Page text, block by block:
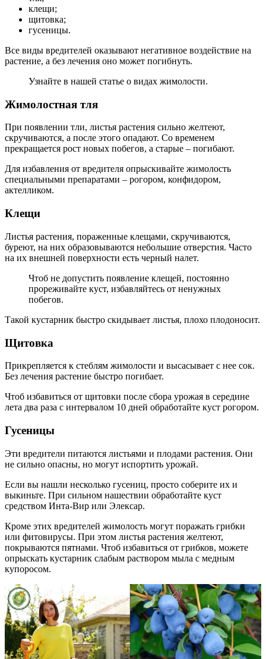
клещи;
щитовка;
гусеницы.
Все виды вредителей оказывают негативное воздействие на
растение, а без лечения оно может погибнуть.
Узнайте в нашей статье о видах жимолости.
Жимолостная тля
При появлении тли, листья растения сильно желтеют,
скручиваются, а после этого опадают. Со временем
прекращается рост новых побегов, а старые – погибают.
Для избавления от вредителя опрыскивайте жимолость
специальными препаратами – рогором, конфидором,
актелликом.
Клещи
Листья растения, пораженные клещами, скручиваются,
буреют, на них образовываются небольшие отверстия. Часто
на их внешней поверхности есть черный налет.
Чтоб не допустить появление клещей, постоянно
прореживайте куст, избавляйтесь от ненужных
побегов.
Такой кустарник быстро скидывает листья, плохо плодоносит.
Щитовка
Прикрепляется к стеблям жимолости и высасывает с нее сок.
Без лечения растение быстро погибает.
Чтоб избавиться от щитовки после сбора урожая в середине
лета два раза с интервалом 10 дней обработайте куст рогором.
Гусеницы
Эти вредители питаются листьями и плодами растения. Они
не сильно опасны, но могут испортить урожай.
Если вы нашли несколько гусениц, просто соберите их и
выкиньте. При сильном нашествии обработайте куст
средством Инта-Вир или Элексар.
Кроме этих вредителей жимолость могут поражать грибки
или фитовирусы. При этом листья растения желтеют,
покрываются пятнами. Чтоб избавиться от грибков, можете
опрыскать кустарник слабым раствором мыла с медным
купоросом.